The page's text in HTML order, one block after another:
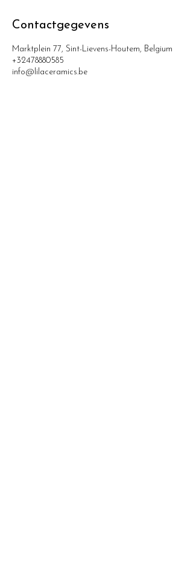
Contactgegevens
Marktplein 77, Sint-Lievens-Houtem, Belgium
+32478880585
info@lilaceramics.be